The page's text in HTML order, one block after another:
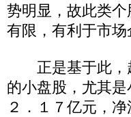
势明显，故此类
有限，有利于市场
正是基于此，
的小盘股，尤其
２．１７亿元，